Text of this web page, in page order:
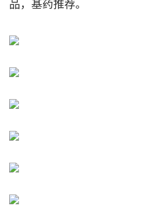
品，基药推荐。